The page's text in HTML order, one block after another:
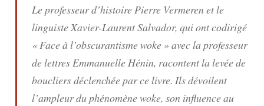
Le professeur d’histoire Pierre Vermeren et le
linguiste Xavier-Laurent Salvador, qui ont codirigé
« Face à l’obscurantisme woke» avec la professeur
de lettres Emmanuelle Hénin, racontent la levée de
boucliers déclenchée par ce livre. Ils dévoilent
l’ampleur du phénomène woke, son influence au